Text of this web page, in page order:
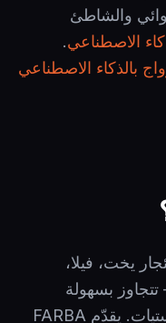
والشاطئ
الاصطناعي.
بالذكاء الاصطناعي
يخت، فيلا،
بسهولة
الخمسة أرقام وأسبوعاً من اللوجستيات. يقدّم FARBA